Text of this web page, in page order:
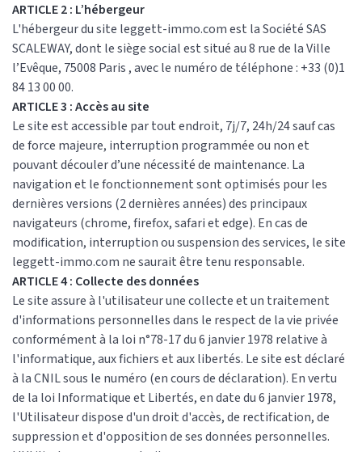
ARTICLE 2 : L’hébergeur
L'hébergeur du site leggett-immo.com est la Société SAS
SCALEWAY, dont le siège social est situé au 8 rue de la Ville
l’Evêque, 75008 Paris , avec le numéro de téléphone : +33 (0)1
84 13 00 00.
ARTICLE 3 : Accès au site
Le site est accessible par tout endroit, 7j/7, 24h/24 sauf cas
de force majeure, interruption programmée ou non et
pouvant découler d’une nécessité de maintenance. La
navigation et le fonctionnement sont optimisés pour les
dernières versions (2 dernières années) des principaux
navigateurs (chrome, firefox, safari et edge). En cas de
modification, interruption ou suspension des services, le site
leggett-immo.com ne saurait être tenu responsable.
ARTICLE 4 : Collecte des données
Le site assure à l'utilisateur une collecte et un traitement
d'informations personnelles dans le respect de la vie privée
conformément à la loi n°78-17 du 6 janvier 1978 relative à
l'informatique, aux fichiers et aux libertés. Le site est déclaré
à la CNIL sous le numéro (en cours de déclaration). En vertu
de la loi Informatique et Libertés, en date du 6 janvier 1978,
l'Utilisateur dispose d'un droit d'accès, de rectification, de
suppression et d'opposition de ses données personnelles.